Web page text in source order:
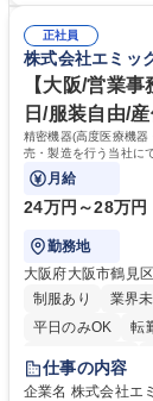
管理 ・福利厚生関
業務全般 募集職種 【東京／文京区】公益財団法人の総務人事業務／年間
休日125日
正社員
株式会社エミッ
【大阪/営業
日/服装自由/
精密機器(高度医療機器
売・製造を行う当社に
て、ご経験を活かして
月給
24万円～28万円
勤務地
大阪府大阪市鶴見区
制服あり
業界
平日のみOK
転
完全週休2日制
仕事の内容
企業名 株式会社エミック 求人名 【大阪/営業事務】経験